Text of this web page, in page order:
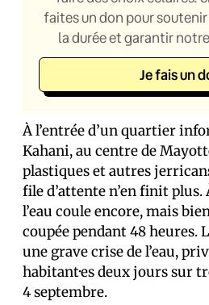
faites un don pour
la durée et garantir
Je fais un
À l’entrée d’un quartier
Kahani, au centre de
plastiques et autres
file d’attente n’en finit
l’eau coule encore, mais
coupée pendant 48 heures.
une grave crise de l’eau,
habitant·es deux jours sur
4 septembre.